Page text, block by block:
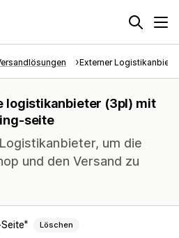
Externer
logistikanbieter (3pl) mit
seite
um die
und den Versand zu
Löschen